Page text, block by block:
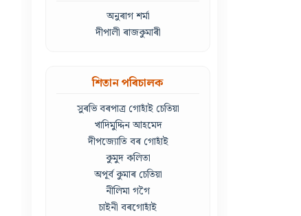
অনুৰাগ শৰ্মা
দীপালী ৰাজকুমাৰী
শিতান পৰিচালক
সুৰভি বৰপাত্ৰ গোহাঁই চেতিয়া
খাদিমুদ্দিন আহমেদ
দীপজ্যোতি বৰ গোহাঁই
কুমুদ কলিতা
অপূৰ্ব কুমাৰ চেতিয়া
নীলিমা গগৈ
চাইনী বৰগোহাঁই